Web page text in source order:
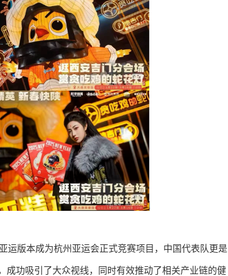
运版本成为杭州亚运会正式竞赛项目，中国代表队更是
功吸引了大众视线，同时有效推动了相关产业链的健